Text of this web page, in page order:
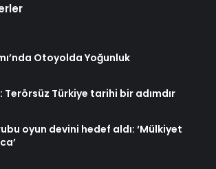
Otoyolda Yoğunluk
Terörsüz Türkiye tarihi bir adımdır
oyun devini hedef aldı: ‘Mülkiyet